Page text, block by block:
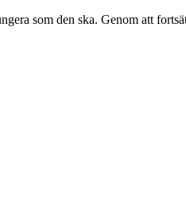
som den ska. Genom att